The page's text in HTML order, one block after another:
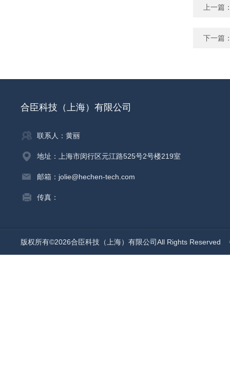
上一篇
下一篇
合臣科技（上海）有限公司
联系人：黄丽
地址：上海市闵行区元江路525号2号楼219室
邮箱：jolie@hechen-tech.com
传真：
版权所有©2026合臣科技（上海）有限公司All Rights Reserved